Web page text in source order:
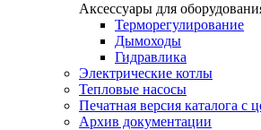
Аксессуары для
Терморегулирование
Дымоходы
Гидравлика
Электрические котлы
Тепловые насосы
Печатная версия каталога с
Архив документации